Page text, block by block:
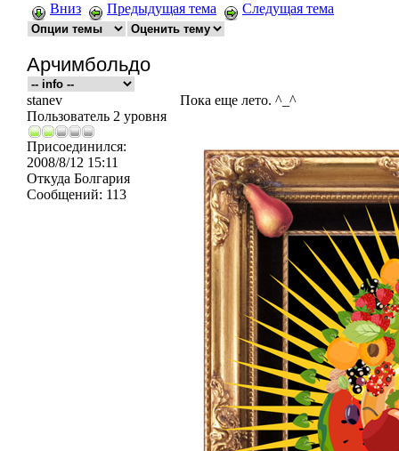
Вниз Предыдущая тема Следущая тема
Арчимбольдо
stanev
Пользователь 2 уровня
Присоединился:
2008/8/12 15:11
Откуда Болгария
Сообщений: 113
Пока еще лето. ^_^